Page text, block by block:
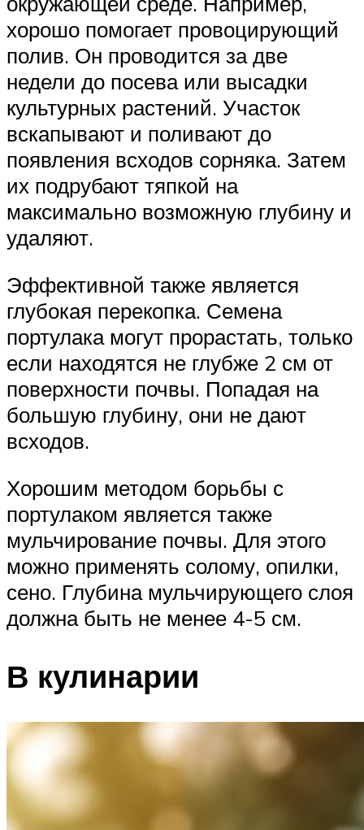
хорошо помогает провоцирующий
полив. Он проводится за две
недели до посева или высадки
культурных растений. Участок
вскапывают и поливают до
появления всходов сорняка. Затем
их подрубают тяпкой на
максимально возможную глубину и
удаляют.
Эффективной также является
глубокая перекопка. Семена
портулака могут прорастать, только
если находятся не глубже 2 см от
поверхности почвы. Попадая на
большую глубину, они не дают
всходов.
Хорошим методом борьбы с
портулаком является также
мульчирование почвы. Для этого
можно применять солому, опилки,
сено. Глубина мульчирующего слоя
должна быть не менее 4-5 см.
В кулинарии